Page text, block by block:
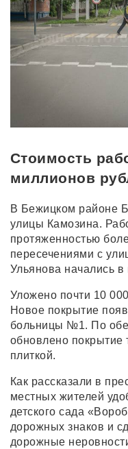
Стоимость
миллионов
В Бежицком районе
улицы Камозина.
протяженностью
пересечениями с
Ульянова начались в
Уложено почти 10
Новое покрытие
больницы №1. По
обновлено покрытие
плиткой.
Как рассказали в
местных жителей
детского сада
дорожных знаков и
дорожные